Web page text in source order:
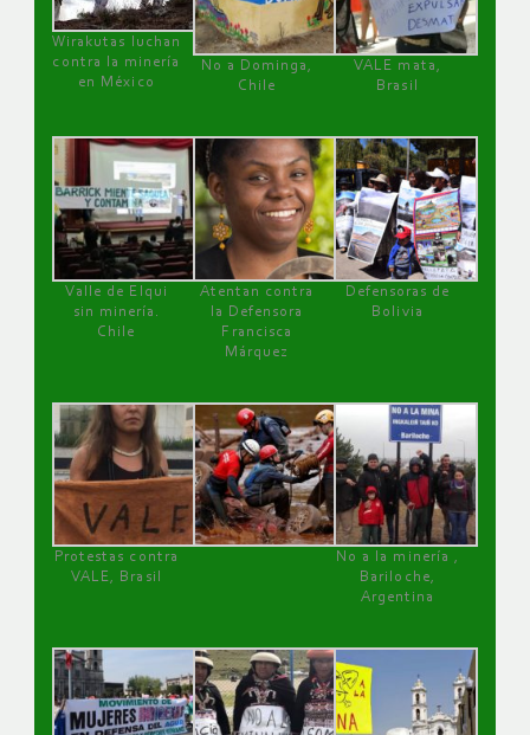
Wirakutas luchan
contra la minería
en México
No a Dominga,
Chile
VALE mata,
Brasil
Valle de Elqui
sin minería.
Chile
Atentan contra
la Defensora
Francisca
Márquez
Defensoras de
Bolivia
Protestas contra
VALE, Brasil
No a la minería ,
Bariloche,
Argentina